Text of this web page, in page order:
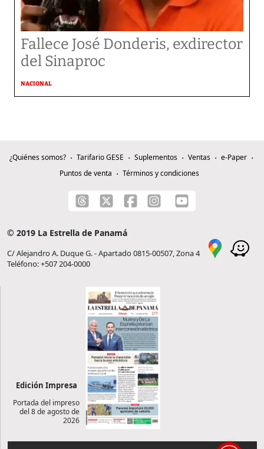
Fallece José Donderis, exdirector
del Sinaproc
NACIONAL
¿Quiénes somos? Tarifario GESE Suplementos Ventas
e-Paper
Puntos de venta
Términos y condiciones
© 2019 La Estrella de Panamá
C/ Alejandro A. Duque G. - Apartado 0815-00507, Zona 4
Teléfono: +507 204-0000
Edición Impresa
Portada del impreso
del 8 de agosto de
2026